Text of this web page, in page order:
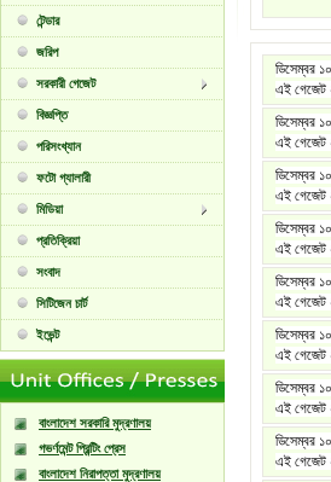
টেন্ডার
জরিপ
সরকারী গেজেট
বিজ্ঞপ্তি
পরিসংখ্যান
ফটো গ্যালারী
মিডিয়া
প্রতিক্রিয়া
সংবাদ
সিটিজেন চার্ট
ইভেন্ট
বাংলাদেশ সরকারি মুদ্রণালয়
গভর্ণমেন্ট প্রিন্টিং প্রেস
বাংলাদেশ নিরাপত্তা মুদ্রণালয়
ডিসেম্বর
এই গেজেট
ডিসেম্বর
এই গেজেট
ডিসেম্বর
এই গেজেট
ডিসেম্বর
এই গেজেট
ডিসেম্বর
এই গেজেট
ডিসেম্বর
এই গেজেট
ডিসেম্বর
এই গেজেট
ডিসেম্বর
এই গেজেট